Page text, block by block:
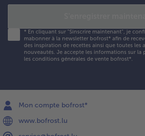
* En cliquant sur "Sinscrire maintenant", je
mabonner à la newsletter bofrost* afin de
des inspiration de recettes ainsi que toutes les
nouveautés. Je accepte les informations sur la
les conditions générales de vente bofrost*.
Mon compte bofrost*
www.bofrost.lu